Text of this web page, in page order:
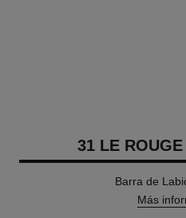
31 LE
Barra de
Más